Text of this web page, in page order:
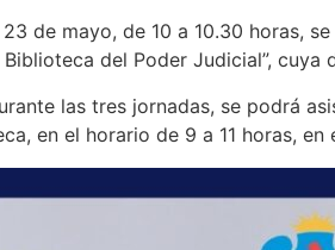
de mayo, de 10 a 10.30 horas,
del Poder Judicial”,
las tres jornadas, se podrá
en el horario de 9 a 11 horas, en